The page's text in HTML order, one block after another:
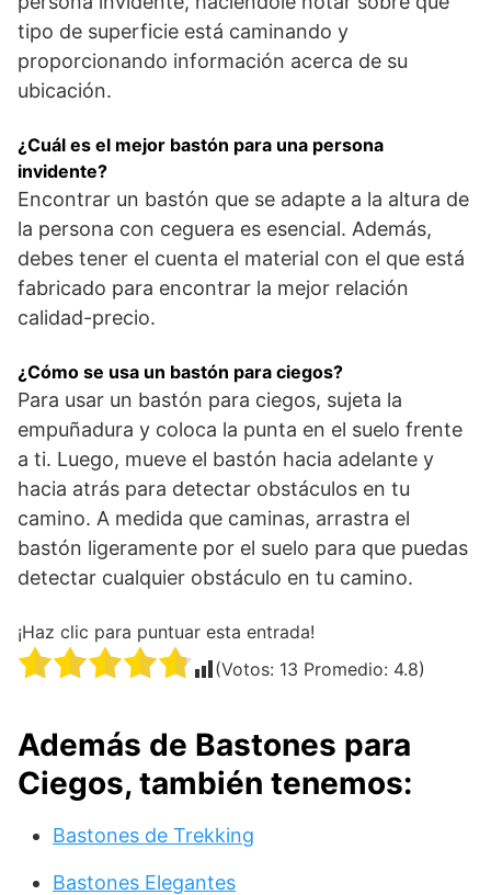
tipo de superficie está caminando y
proporcionando información acerca de su
ubicación.
¿Cuál es el mejor bastón para una persona
invidente?
Encontrar un bastón que se adapte a la altura de
la persona con ceguera es esencial. Además,
debes tener el cuenta el material con el que está
fabricado para encontrar la mejor relación
calidad-precio.
¿Cómo se usa un bastón para ciegos?
Para usar un bastón para ciegos, sujeta la
empuñadura y coloca la punta en el suelo frente
a ti. Luego, mueve el bastón hacia adelante y
hacia atrás para detectar obstáculos en tu
camino. A medida que caminas, arrastra el
bastón ligeramente por el suelo para que puedas
detectar cualquier obstáculo en tu camino.
¡Haz clic para puntuar esta entrada!
(Votos: 13 Promedio: 4.8)
Además de Bastones para
Ciegos, también tenemos:
Bastones de Trekking
Bastones Elegantes